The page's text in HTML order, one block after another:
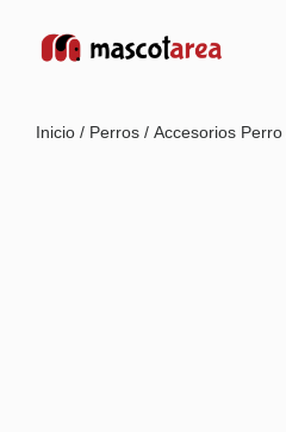
Inicio / Perros / Accesorios Perro